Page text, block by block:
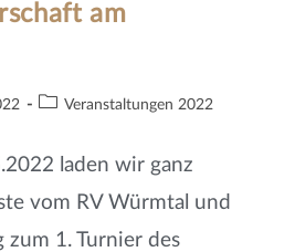
am
Veranstaltungen 2022
laden wir ganz
vom RV Würmtal und
zum 1. Turnier des